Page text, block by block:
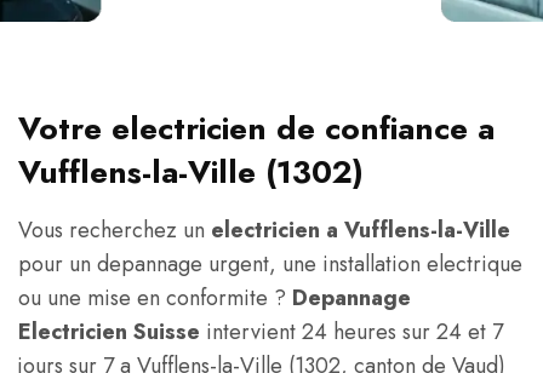
Votre electricien de confiance a
Vufflens-la-Ville (1302)
Vous recherchez un electricien a Vufflens-la-Ville
pour un depannage urgent, une installation electrique
ou une mise en conformite ? Depannage
Electricien Suisse intervient 24 heures sur 24 et 7
jours sur 7 a Vufflens-la-Ville (1302, canton de Vaud)